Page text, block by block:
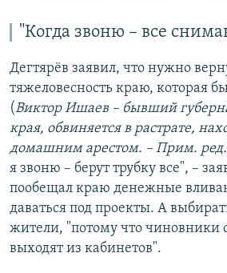
"Когда звоню – все
Дегтярёв заявил, что нужно
тяжеловесность краю, которая
(Виктор Ишаев – бывший
края, обвиняется в растрате,
домашним арестом. – Прим. ред.
я звоню – берут трубку все", –
пообещал краю денежные
даваться под проекты. А
жители, "потому что чиновники
выходят из кабинетов".